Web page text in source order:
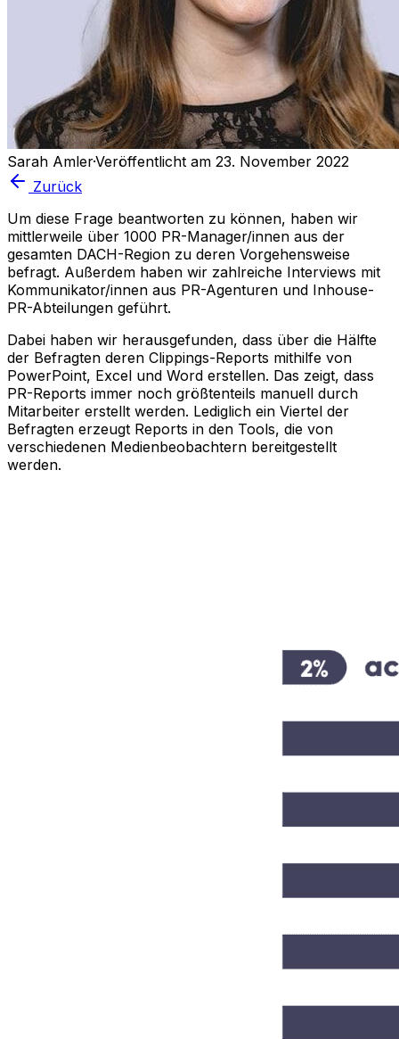
Sarah Amler·Veröffentlicht am 23. November 2022
Zurück
Um diese Frage beantworten zu können, haben wir
mittlerweile über 1000 PR-Manager/innen aus der
gesamten DACH-Region zu deren Vorgehensweise
befragt. Außerdem haben wir zahlreiche Interviews mit
Kommunikator/innen aus PR-Agenturen und Inhouse-
PR-Abteilungen geführt.
Dabei haben wir herausgefunden, dass über die Hälfte
der Befragten deren Clippings-Reports mithilfe von
PowerPoint, Excel und Word erstellen. Das zeigt, dass
PR-Reports immer noch größtenteils manuell durch
Mitarbeiter erstellt werden. Lediglich ein Viertel der
Befragten erzeugt Reports in den Tools, die von
verschiedenen Medienbeobachtern bereitgestellt
werden.